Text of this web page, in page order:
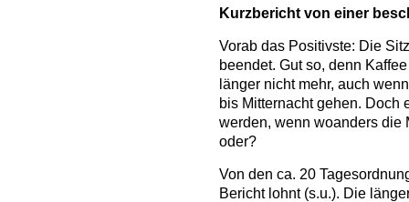
Kurzbericht von einer
Vorab das Positivste: Die
beendet. Gut so, denn
länger nicht mehr, auch
bis Mitternacht gehen. Doch
werden, wenn woanders die
oder?
Von den ca. 20
Bericht lohnt (s.u.). Die